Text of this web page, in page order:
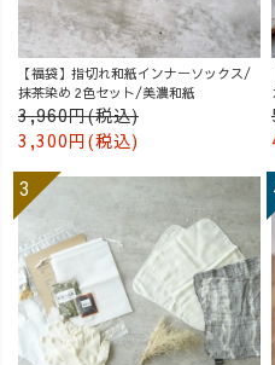
【福袋】指切れ和紙インナーソックス/
抹茶染め 2色セット/美濃和紙
3,960円(税込)
3,300円(税込)